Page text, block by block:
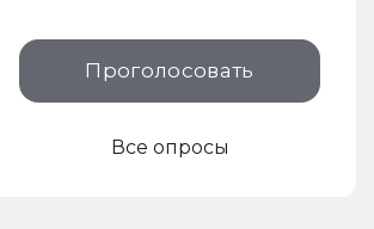
Проголосовать
Все опросы